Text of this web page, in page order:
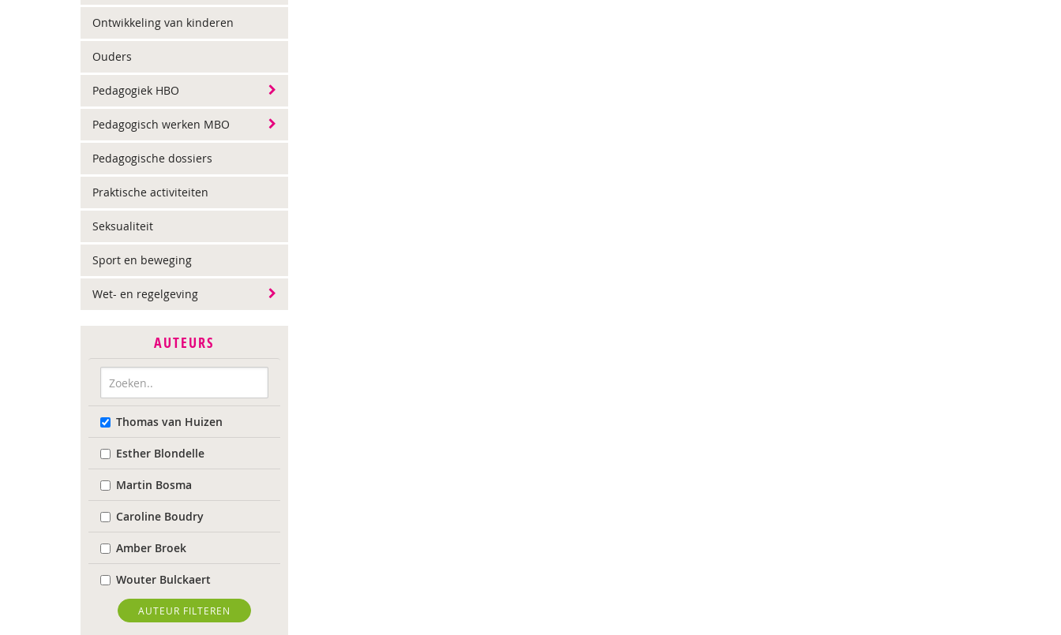
Ontwikkeling van kinderen
Ouders
Pedagogiek HBO
Pedagogisch werken MBO
Pedagogische dossiers
Praktische activiteiten
Seksualiteit
Sport en beweging
Wet- en regelgeving
AUTEURS
Thomas van Huizen
Esther Blondelle
Martin Bosma
Caroline Boudry
Amber Broek
Wouter Bulckaert
Marinda Fischer
AUTEUR FILTEREN